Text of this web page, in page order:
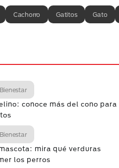
Cachorro Gatitos Gato
conoce más del cono para
mira qué verduras
los perros